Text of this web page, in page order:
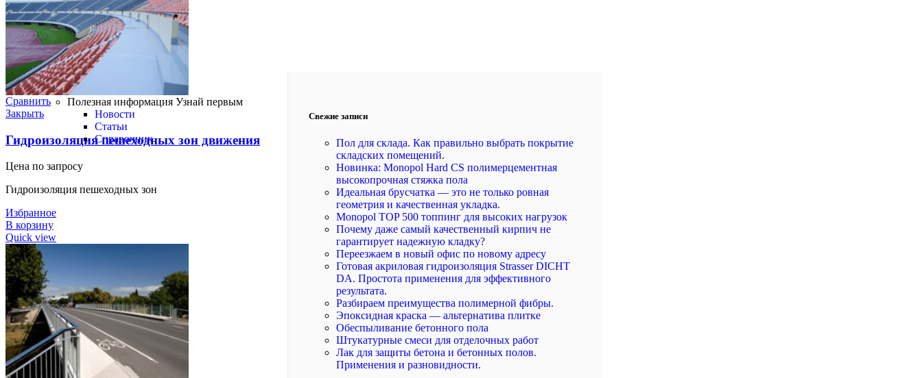
Краски
Лаки
Пропитки
Грунтовки
БРЕНДЫ
Полезная информация
Полезная информация Узнай первым
Новости
Статьи
Справочник
Свежие записи
Пол для склада. Как правильно выбрать покрытие
складских помещений.
Новинка: Monopol Hard CS полимерцементная
высокопрочная стяжка пола
Идеальная брусчатка — это не только ровная
геометрия и качественная укладка.
Monopol TOP 500 топпинг для высоких нагрузок
Почему даже самый качественный кирпич не
гарантирует надежную кладку?
Переезжаем в новый офис по новому адресу
Готовая акриловая гидроизоляция Strasser DICHT
DA. Простота применения для эффективного
результата.
Разбираем преимущества полимерной фибры.
Эпоксидная краска — альтернатива плитке
Обеспыливание бетонного пола
Штукатурные смеси для отделочных работ
Лак для защиты бетона и бетонных полов.
Применения и разновидности.
Сравнить
Закрыть
Гидроизоляция пешеходных зон движения
Цена по запросу
Гидроизоляция пешеходных зон
Избранное
В корзину
Quick view